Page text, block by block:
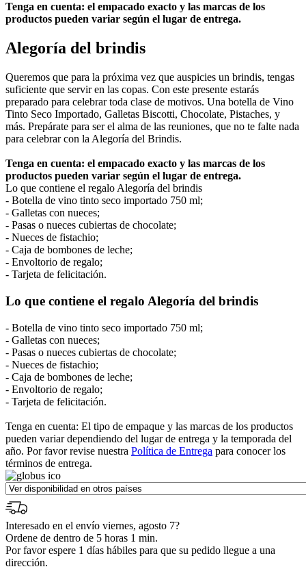
Tenga en cuenta: el empacado exacto y las marcas de los
productos pueden variar según el lugar de entrega.
Alegoría del brindis
Queremos que para la próxima vez que auspicies un brindis, tengas
suficiente que servir en las copas. Con este presente estarás
preparado para celebrar toda clase de motivos. Una botella de Vino
Tinto Seco Importado, Galletas Biscotti, Chocolate, Pistaches, y
más. Prepárate para ser el alma de las reuniones, que no te falte nada
para celebrar con la Alegoría del Brindis.
Tenga en cuenta: el empacado exacto y las marcas de los
productos pueden variar según el lugar de entrega.
Lo que contiene el regalo Alegoría del brindis
- Botella de vino tinto seco importado 750 ml;
- Galletas con nueces;
- Pasas o nueces cubiertas de chocolate;
- Nueces de fistachio;
- Caja de bombones de leche;
- Envoltorio de regalo;
- Tarjeta de felicitación.
Lo que contiene el regalo Alegoría del brindis
- Botella de vino tinto seco importado 750 ml;
- Galletas con nueces;
- Pasas o nueces cubiertas de chocolate;
- Nueces de fistachio;
- Caja de bombones de leche;
- Envoltorio de regalo;
- Tarjeta de felicitación.
Tenga en cuenta: El tipo de empaque y las marcas de los productos
pueden variar dependiendo del lugar de entrega y la temporada del
año. Por favor revise nuestra Política de Entrega para conocer los
términos de entrega.
Interesado en el envío viernes, agosto 7?
Ordene de dentro de 5 horas 1 min.
Por favor espere 1 días hábiles para que su pedido llegue a una
dirección.